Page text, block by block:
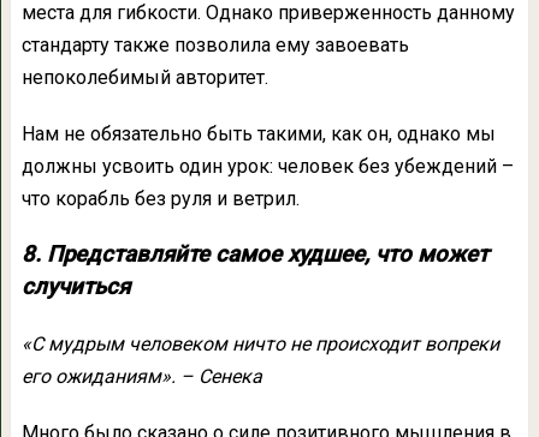
места для гибкости. Однако приверженность данному
стандарту также позволила ему завоевать
непоколебимый авторитет.
Нам не обязательно быть такими, как он, однако мы
должны усвоить один урок: человек без убеждений –
что корабль без руля и ветрил.
8. Представляйте самое худшее, что может
случиться
«С мудрым человеком ничто не происходит вопреки
его ожиданиям». – Сенека